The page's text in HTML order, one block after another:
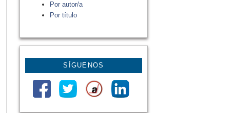
Por autor/a
Por título
SÍGUENOS